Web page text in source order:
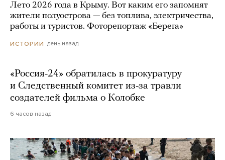
Лето 2026 года в Крыму. Вот каким его запомнят
жители полуострова — без топлива, электричества,
работы и туристов. Фоторепортаж «Берега»
ИСТОРИИ день назад
«Россия-24» обратилась в прокуратуру
и Следственный комитет из-за травли
создателей фильма о Колобке
6 часов назад